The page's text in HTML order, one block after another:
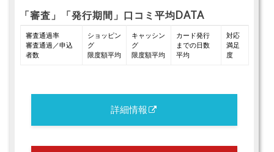
「審査」「発行期間」口コミ平均DATA
審査通過率
審査通過／申込
者数
ショッピン
グ
限度額平均
キャッシン
グ
限度額平均
カード発行
までの日数
平均
対応
満足
度
詳細情報